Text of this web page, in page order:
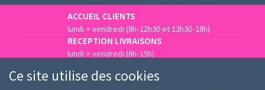
ACCUEIL CLIENTS
lundi > vendredi (8h-12h30 et 13h30-18h)
RECEPTION LIVRAISONS
lundi > vendredi (8h-15h)
Ce site utilise des cookies